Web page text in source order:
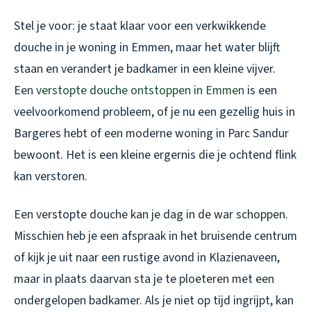
Stel je voor: je staat klaar voor een verkwikkende
douche in je woning in Emmen, maar het water blijft
staan en verandert je badkamer in een kleine vijver.
Een verstopte douche ontstoppen in Emmen is een
veelvoorkomend probleem, of je nu een gezellig huis in
Bargeres hebt of een moderne woning in Parc Sandur
bewoont. Het is een kleine ergernis die je ochtend flink
kan verstoren.
Een verstopte douche kan je dag in de war schoppen.
Misschien heb je een afspraak in het bruisende centrum
of kijk je uit naar een rustige avond in Klazienaveen,
maar in plaats daarvan sta je te ploeteren met een
ondergelopen badkamer. Als je niet op tijd ingrijpt, kan